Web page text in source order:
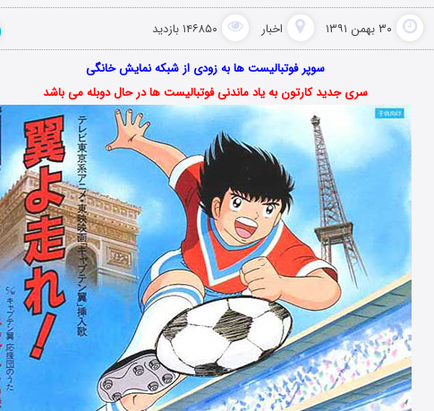
۳۰ بهمن ۱۳۹۱ اخبار ۱۴۶۸۵۰ بازدید
سوپر فوتبالیست ها به زودی از شبکه نمایش خانگی
سری جدید کارتون به یاد ماندنی فوتبالیست ها در حال دوبله می باشد